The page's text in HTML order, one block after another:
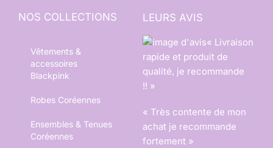
NOS COLLECTIONS
Vêtements &
accessoires
Blackpink
Robes Coréennes
Ensembles & Tenues
Coréennes
LEURS AVIS
« Livraison
rapide et produit de
qualité, je recommande
!! »
« Très contente de mon
achat je recommande
fortement »